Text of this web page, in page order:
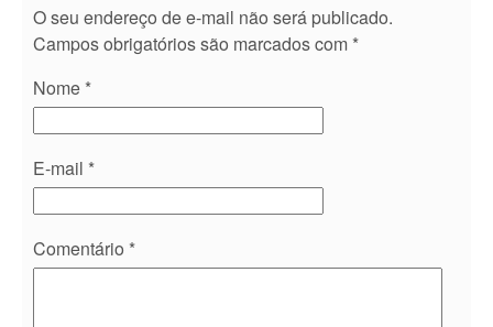
O seu endereço de e-mail não será publicado.
Campos obrigatórios são marcados com *
Nome *
E-mail *
Comentário *